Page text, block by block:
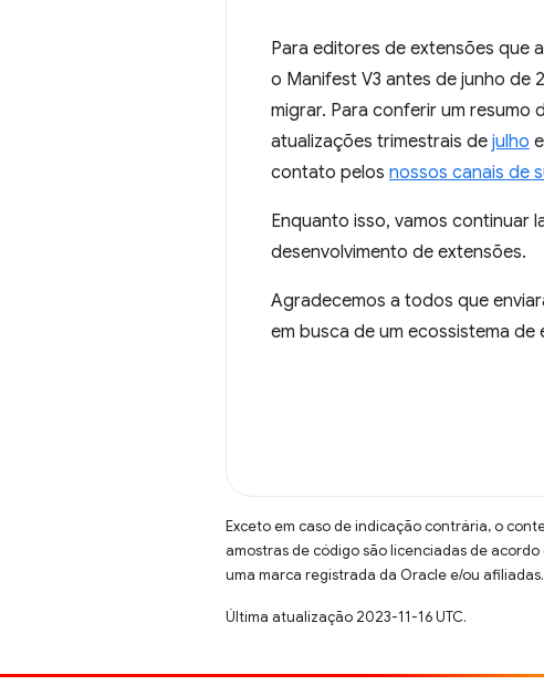
Para editores de extensões que
o Manifest V3 antes de junho de
migrar. Para conferir um resumo
atualizações trimestrais de julho e
contato pelos nossos canais de
Enquanto isso, vamos continuar
desenvolvimento de extensões.
Agradecemos a todos que
em busca de um ecossistema
Exceto em caso de indicação contrária, o
amostras de código são licenciadas de acordo
uma marca registrada da Oracle e/ou afiliadas.
Última atualização 2023-11-16 UTC.